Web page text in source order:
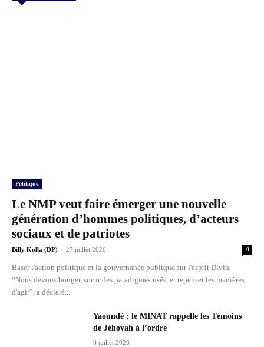
Politique
Le NMP veut faire émerger une nouvelle
génération d’hommes politiques, d’acteurs
sociaux et de patriotes
Billy Kolla (DP) - 27 juillet 2026 0
Baser l'action politique et la gouvernance publique sur l'esprit Divin.
“Nous devons bouger, sortir des paradigmes usés, et repenser les manières
d'agir”, a déclaré...
Yaoundé : le MINAT rappelle les Témoins
de Jéhovah à l’ordre
8 juillet 2026